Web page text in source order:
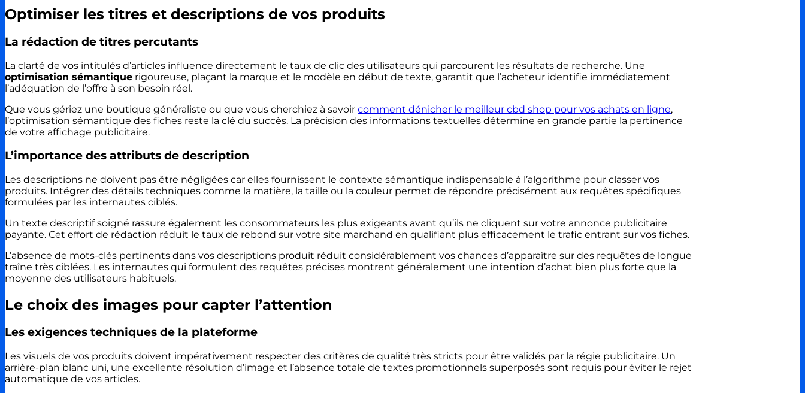
Optimiser les titres et descriptions de vos produits
La rédaction de titres percutants
La clarté de vos intitulés d’articles influence directement le taux de clic des utilisateurs qui parcourent les résultats de recherche. Une
optimisation sémantique rigoureuse, plaçant la marque et le modèle en début de texte, garantit que l’acheteur identifie immédiatement
l’adéquation de l’offre à son besoin réel.
Que vous gériez une boutique généraliste ou que vous cherchiez à savoir comment dénicher le meilleur cbd shop pour vos achats en ligne,
l’optimisation sémantique des fiches reste la clé du succès. La précision des informations textuelles détermine en grande partie la pertinence
de votre affichage publicitaire.
L’importance des attributs de description
Les descriptions ne doivent pas être négligées car elles fournissent le contexte sémantique indispensable à l’algorithme pour classer vos
produits. Intégrer des détails techniques comme la matière, la taille ou la couleur permet de répondre précisément aux requêtes spécifiques
formulées par les internautes ciblés.
Un texte descriptif soigné rassure également les consommateurs les plus exigeants avant qu’ils ne cliquent sur votre annonce publicitaire
payante. Cet effort de rédaction réduit le taux de rebond sur votre site marchand en qualifiant plus efficacement le trafic entrant sur vos fiches.
L’absence de mots-clés pertinents dans vos descriptions produit réduit considérablement vos chances d’apparaître sur des requêtes de longue
traîne très ciblées. Les internautes qui formulent des requêtes précises montrent généralement une intention d’achat bien plus forte que la
moyenne des utilisateurs habituels.
Le choix des images pour capter l’attention
Les exigences techniques de la plateforme
Les visuels de vos produits doivent impérativement respecter des critères de qualité très stricts pour être validés par la régie publicitaire. Un
arrière-plan blanc uni, une excellente résolution d’image et l’absence totale de textes promotionnels superposés sont requis pour éviter le rejet
automatique de vos articles.